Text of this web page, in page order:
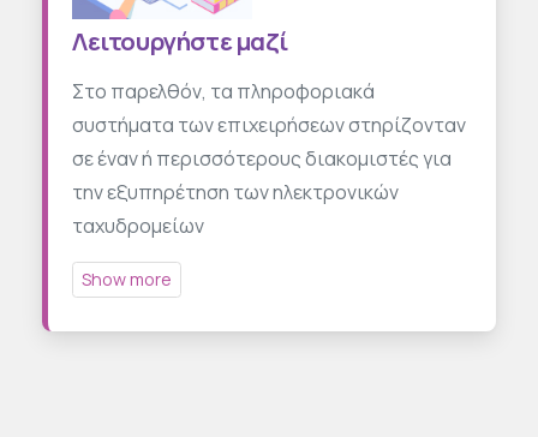
Λειτουργήστε μαζί
Στο παρελθόν, τα πληροφοριακά
συστήματα των επιχειρήσεων στηρίζονταν
σε έναν ή περισσότερους διακομιστές για
την εξυπηρέτηση των ηλεκτρονικών
ταχυδρομείων